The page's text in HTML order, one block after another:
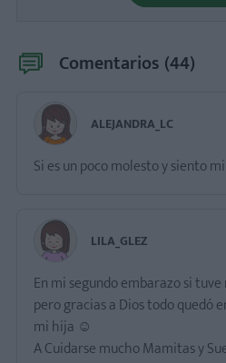
Comentarios (44)
ALEJANDRA_LC
Si es un poco molesto y siento
LILA_GLEZ
En mi segundo embarazo si
pero gracias a Dios todo quedó
mi hija ☺️
A Cuidarse mucho Mamitas y